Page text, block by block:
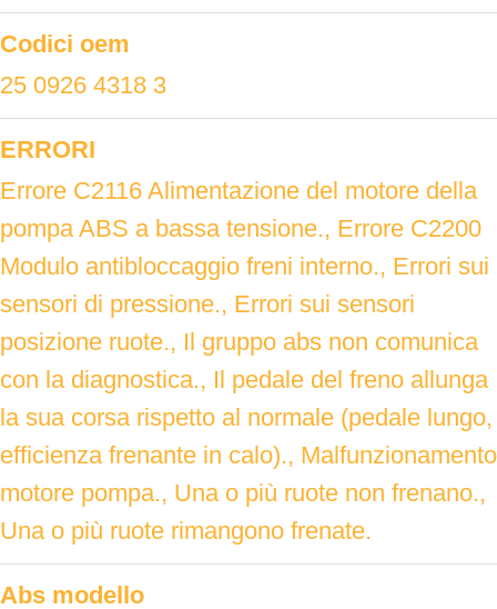
Codici oem
25 0926 4318 3
ERRORI
Errore C2116 Alimentazione del motore della
pompa ABS a bassa tensione., Errore C2200
Modulo antibloccaggio freni interno., Errori sui
sensori di pressione., Errori sui sensori
posizione ruote., Il gruppo abs non comunica
con la diagnostica., Il pedale del freno allunga
la sua corsa rispetto al normale (pedale lungo,
efficienza frenante in calo)., Malfunzionamento
motore pompa., Una o più ruote non frenano.,
Una o più ruote rimangono frenate.
Abs modello